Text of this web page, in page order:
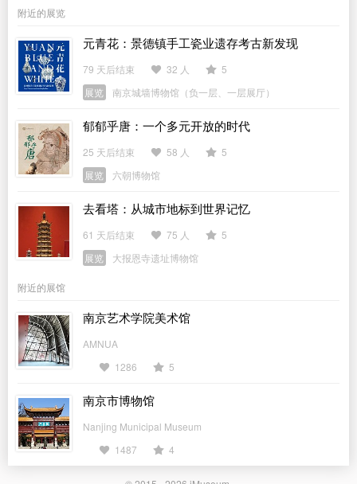
附近的展览
元青花：景德镇手工瓷业遗存考古新发现
79 天后结束 32 人
5
展览
南京城墙博物馆（负一层、一层展厅）
郁郁乎唐：一个多元开放的时代
25 天后结束 58 人
5
展览
六朝博物馆
去看塔：从城市地标到世界记忆
61 天后结束 75 人
5
展览
大报恩寺遗址博物馆
附近的展馆
南京艺术学院美术馆
AMNUA
1286
5
南京市博物馆
Nanjing Municipal Museum
1487
4